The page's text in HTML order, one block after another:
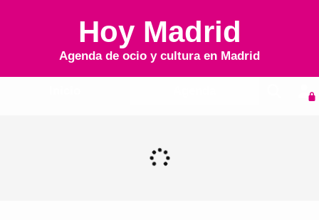
Hoy Madrid
Agenda de ocio y cultura en Madrid